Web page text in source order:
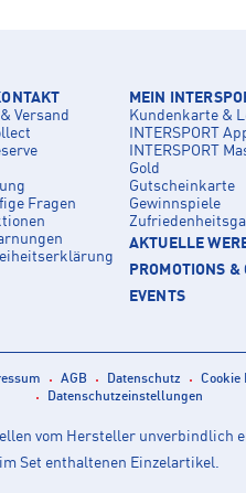
Versand
Fragen
MEIN
Kundenkarte &
INTERSPORT
INTERSPORT
Gold
Gutscheinkarte
Gewinnspiele
AKTUELLE
PROMOTIONS &
EVENTS
AGB Datenschutz
Cookie
Datenschutzeinstellungen
vom Hersteller unverbindlich
Set enthaltenen Einzelartikel.